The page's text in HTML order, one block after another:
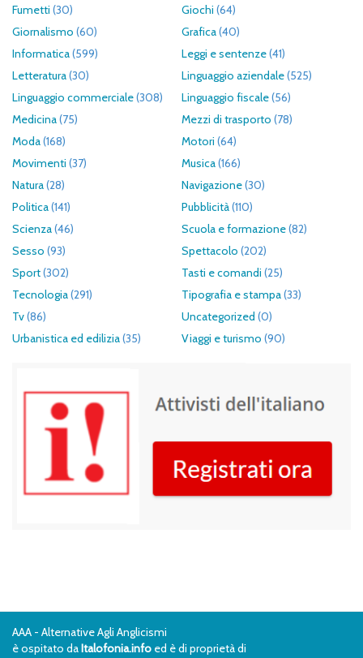
Fumetti (30) Giochi (64)
Giornalismo (60) Grafica(40)
Informatica(599) Leggi e sentenze(41)
Letteratura(30) Linguaggio aziendale(525)
Linguaggio commerciale(308) Linguaggio fiscale(56)
Medicina(75) Mezzi di trasporto (78)
Moda(168) Motori (64)
Movimenti (37) Musica(166)
Natura(28) Navigazione(30)
Politica(141) Pubblicità(110)
Scienza(46) Scuola e formazione(82)
Sesso (93) Spettacolo (202)
Sport(302) Tasti e comandi (25)
Tecnologia(291) Tipografia e stampa(33)
Tv(86) Uncategorized (0)
Urbanistica ed edilizia(35) Viaggi e turismo (90)
AAA - Alternative Agli Anglicismi
è ospitato daItalofonia.info ed è di proprietà di